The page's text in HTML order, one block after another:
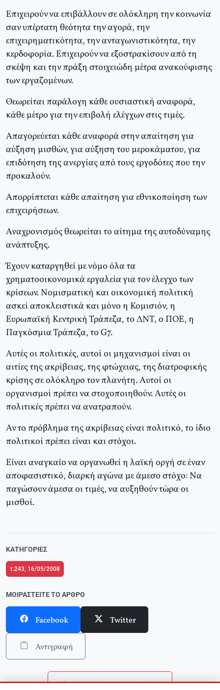
Επιχειρούν να επιβάλλουν σε ολόκληρη την κοινωνία
σαν υπέρτατη θεότητα την αγορά, την
επιχειρηματικότητα, την ανταγωνιστικότητα, την
κερδοφορία. Επιχειρούν να εξοστρακίσουν από τη
σκέψη και την πράξη στοιχειώδη μέτρα ανακούφισης
των εργαζομένων.
Θεωρείται παράλογη κάθε ουσιαστική αναφορά,
κάθε μέτρο για την επιβολή ελέγχων στις τιμές.
Απαγορεύεται κάθε αναφορά στην απαίτηση για
αύξηση μισθών, για αύξηση του μεροκάματου, για
επιδότηση της ανεργίας από τους εργοδότες που την
προκαλούν.
Απορρίπτεται κάθε απαίτηση για εθνικοποίηση των
επιχειρήσεων.
Αναχρονισμός θεωρείται το αίτημα της αυτοδύναμης
ανάπτυξης.
Έχουν καταργηθεί με νόμο όλα τα
χρηματοοικονομικά εργαλεία για τον έλεγχο των
κρίσεων. Νομισματική και οικονομική πολιτική
ασκεί αποκλειστικά και μόνο η Κομισιόν, η
Ευρωπαϊκή Κεντρική Τράπεζα, το ΔΝΤ, ο ΠΟΕ, η
Παγκόσμια Τράπεζα, το G7.
Αυτές οι πολιτικές, αυτοί οι μηχανισμοί είναι οι
αιτίες της ακρίβειας, της φτώχειας, της διατροφικής
κρίσης σε ολόκληρο τον πλανήτη. Αυτοί οι
οργανισμοί πρέπει να στοχοποιηθούν. Αυτές οι
πολιτικές πρέπει να ανατραπούν.
Αν το πρόβλημα της ακρίβειας είναι πολιτικό, το ίδιο
πολιτικοί πρέπει είναι και στόχοι.
Είναι αναγκαίο να οργανωθεί η λαϊκή οργή σε έναν
αποφασιστικό, διαρκή αγώνα με άμεσο στόχο: Να
παγώσουν άμεσα οι τιμές, να αυξηθούν τώρα οι
μισθοί.
ΚΑΤΗΓΟΡΊΕΣ
τ.243, 16/05/2008
ΜΟΙΡΑΣΤΕΊΤΕ ΤΟ ΆΡΘΡΟ
Facebook Twitter
Αντιγραφή
Επιστροφή στην αρχική